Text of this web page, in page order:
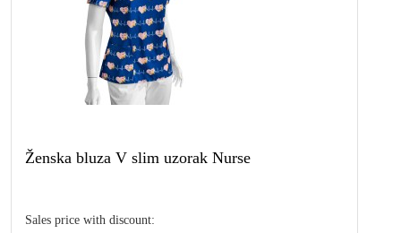
Ženska bluza V slim uzorak Nurse
Sales price with discount: